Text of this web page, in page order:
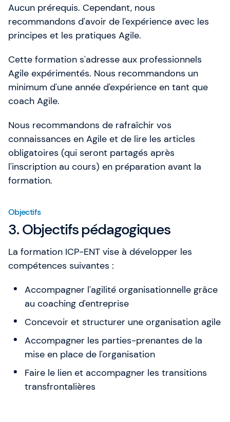
Aucun prérequis. Cependant, nous
recommandons d'avoir de l'expérience avec les
principes et les pratiques Agile.
Cette formation s'adresse aux professionnels
Agile expérimentés. Nous recommandons un
minimum d'une année d'expérience en tant que
coach Agile.
Nous recommandons de rafraîchir vos
connaissances en Agile et de lire les articles
obligatoires (qui seront partagés après
l'inscription au cours) en préparation avant la
formation.
Objectifs
3. Objectifs pédagogiques
La formation ICP-ENT vise à développer les
compétences suivantes :
Accompagner l'agilité organisationnelle grâce
au coaching d'entreprise
Concevoir et structurer une organisation agile
Accompagner les parties-prenantes de la
mise en place de l'organisation
Faire le lien et accompagner les transitions
transfrontalières